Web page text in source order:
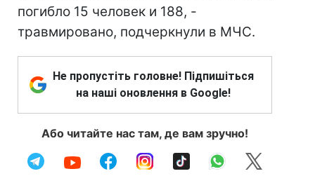
погибло 15 человек и 188, -
травмировано, подчеркнули в МЧС.
Не пропустіть головне! Підпишіться
на наші оновлення в Google!
Або читайте нас там, де вам зручно!